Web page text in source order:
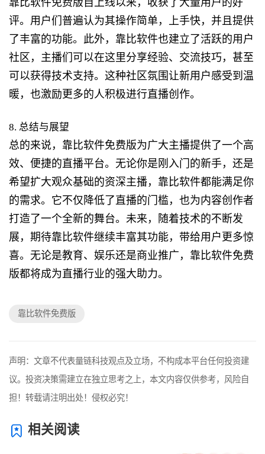
靠比软件免费版自上线以来，收获了大量用户的好
评。用户们普遍认为其操作简单，上手快，并且提供
了丰富的功能。此外，靠比软件也建立了活跃的用户
社区，主播们可以在这里分享经验、交流技巧，甚至
可以获得技术支持。这种社区氛围让新用户感受到温
暖，也激励更多的人积极进行直播创作。
8. 总结与展望
总的来说，靠比软件免费版为广大主播提供了一个高
效、便捷的直播平台。无论你是刚入门的新手，还是
希望扩大观众基础的资深主播，靠比软件都能满足你
的需求。它不仅降低了直播的门槛，也为内容创作者
打造了一个全新的舞台。未来，随着技术的不断发
展，期待靠比软件继续丰富其功能，带给用户更多惊
喜。无论是教育、娱乐还是商业推广，靠比软件免费
版都将成为直播行业的强大助力。
靠比软件免费版
声明：文章不代表量链科技观点及立场，不构成本平台任何投资建
议。投资决策需建立在独立思考之上，本文内容仅供参考，风险自
担！转载请注明出处！侵权必究！
相关阅读